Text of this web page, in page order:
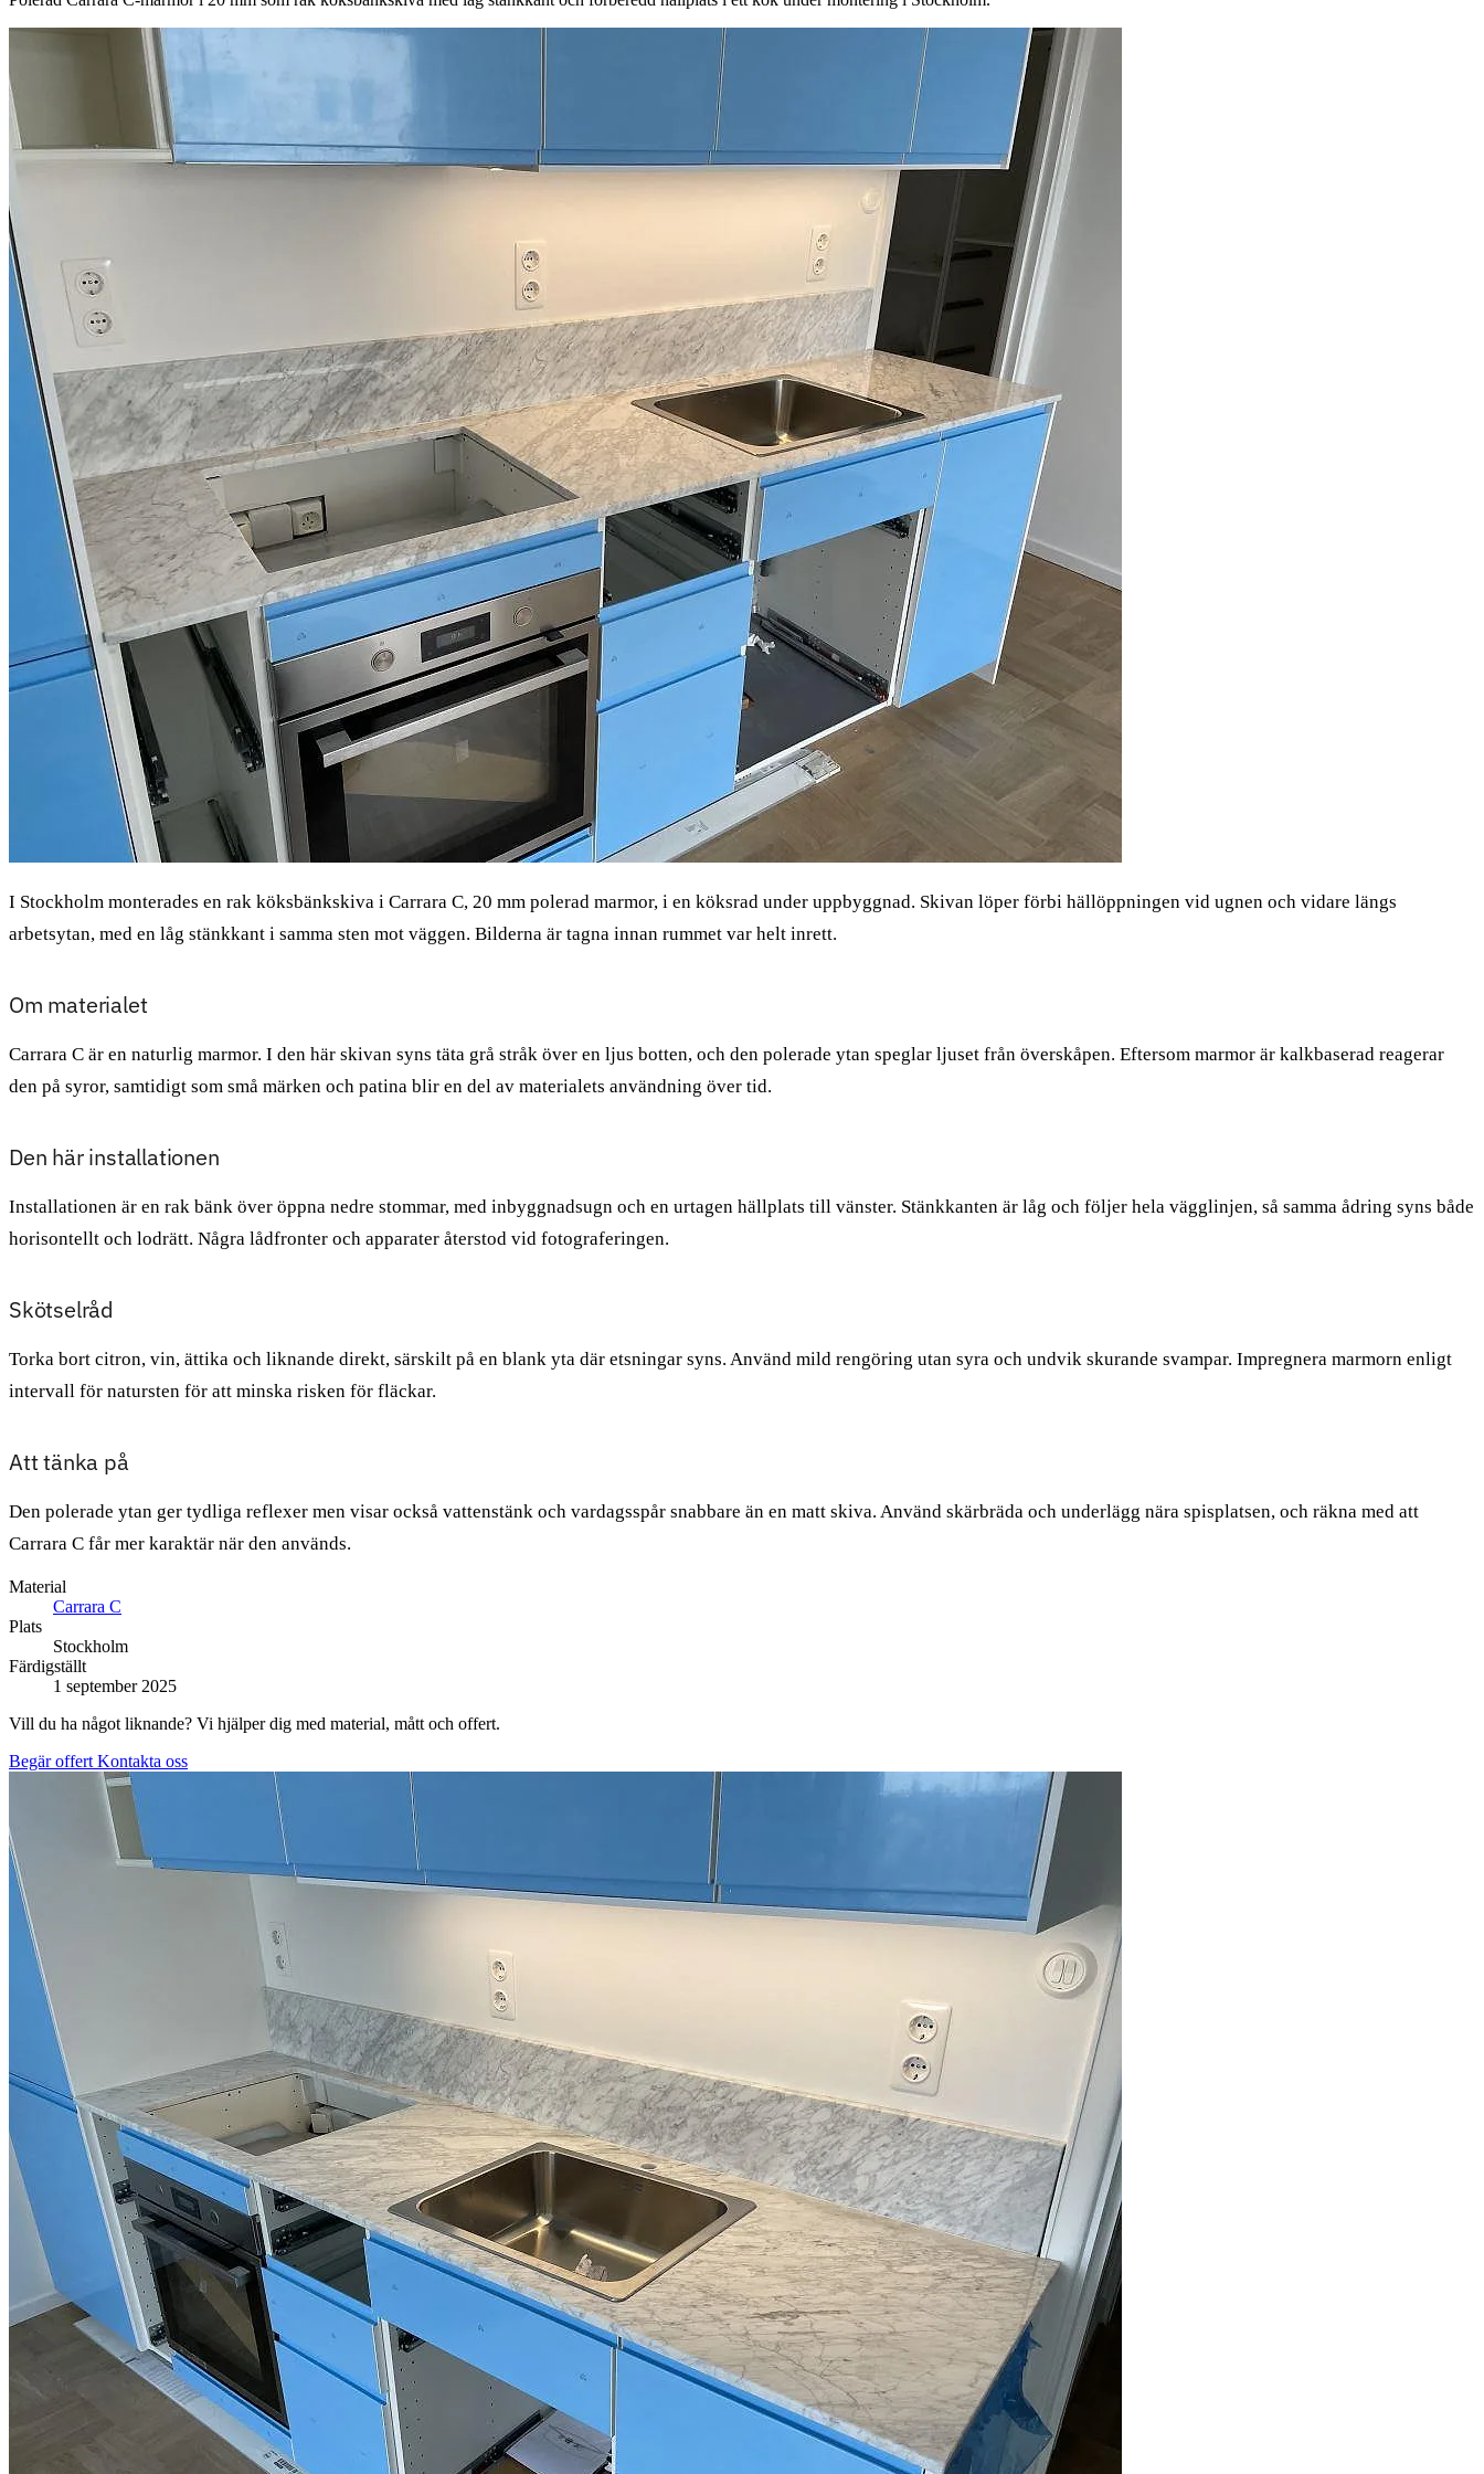
I Stockholm monterades en rak köksbänkskiva i Carrara C, 20 mm polerad marmor, i en köksrad under uppbyggnad. Skivan löper förbi hällöppningen vid ugnen och vidare längs
arbetsytan, med en låg stänkkant i samma sten mot väggen. Bilderna är tagna innan rummet var helt inrett.
Om materialet
Carrara C är en naturlig marmor. I den här skivan syns täta grå stråk över en ljus botten, och den polerade ytan speglar ljuset från överskåpen. Eftersom marmor är kalkbaserad reagerar
den på syror, samtidigt som små märken och patina blir en del av materialets användning över tid.
Den här installationen
Installationen är en rak bänk över öppna nedre stommar, med inbyggnadsugn och en urtagen hällplats till vänster. Stänkkanten är låg och följer hela vägglinjen, så samma ådring syns både
horisontellt och lodrätt. Några lådfronter och apparater återstod vid fotograferingen.
Skötselråd
Torka bort citron, vin, ättika och liknande direkt, särskilt på en blank yta där etsningar syns. Använd mild rengöring utan syra och undvik skurande svampar. Impregnera marmorn enligt
intervall för natursten för att minska risken för fläckar.
Att tänka på
Den polerade ytan ger tydliga reflexer men visar också vattenstänk och vardagsspår snabbare än en matt skiva. Använd skärbräda och underlägg nära spisplatsen, och räkna med att
Carrara C får mer karaktär när den används.
Material
Carrara C
Plats
Stockholm
Färdigställt
1 september 2025
Vill du ha något liknande? Vi hjälper dig med material, mått och offert.
Begär offert Kontakta oss